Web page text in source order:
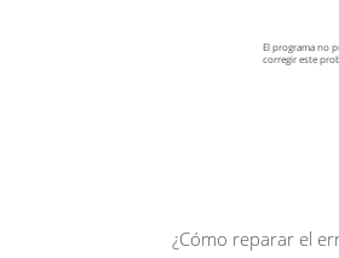
El programa no
corregir este
¿Cómo reparar el